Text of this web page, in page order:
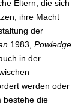
Eltern, die sich
ihre Macht
der
1983, Powledge
in der
werden oder
bestehe die